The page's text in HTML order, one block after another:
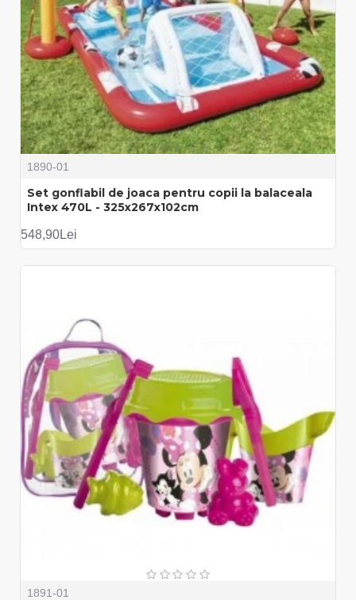
1890-01
Set gonflabil de joaca pentru copii la balaceala
Intex 470L - 325x267x102cm
548,90Lei
1891-01